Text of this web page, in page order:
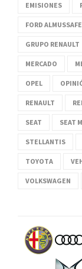
EMISIONES
FORD
GRUPO RENAULT
MERCADO
OPEL
RENAULT
SEAT SEAT
STELLANTIS
TOYOTA
VOLKSWAGEN